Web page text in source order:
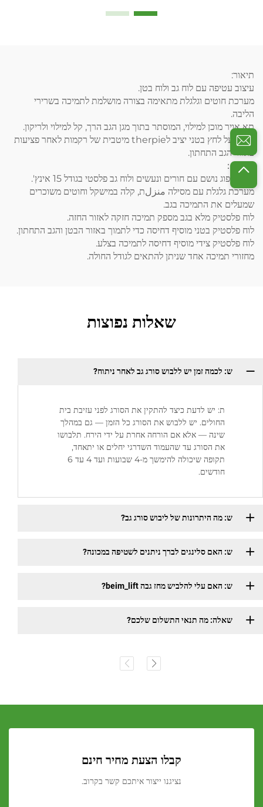
תיאור:
עיצוב עטיפה עם לוח גב ולוח בטן.
מערכת חוטים וגלגלת מתאימה בצורה מושלמת לתמיכה בשרירי
הליבה.
תא אויר מוכן למילוי, המוסתר בתוך מגן הגב הרך, קל למילוי ולריקון.
שומר על לחץ בטני יציב לtherpie מיטבית של רקמות לאחר פציעות
באזור הגב התחתון.
תכונה：
עשוי ספוג נושם עם חורים ונעשים ולוח גב פלסטי בגודל 15 אינץ'.
מערכת גלגלת עם מסילה منزلת, קלה במישקל וחוטים משוכרים
שמעלים את התמיכה בגב.
לוח פלסטיק מלא בגב מספק תמיכה חזקה לאזור החזה.
לוח פלסטיק בטני מוסיף דחיסה כדי לתמוך באזור הבטן והגב התחתון.
לוח פלסטיק צידי מוסיף דחיסה לתמיכה בצלע.
מחזורי תמיכה אחד שניתן להתאים לגודל החולה.
שאלות נפוצות
ש: לכמה זמן יש ללבוש סורג גב לאחר ניתוח?
ת: יש לדעת כיצד להתקין את הסורג לפני עזיבת בית
החולים. יש ללבוש את הסורג כל הזמן — גם במהלך
שינה — אלא אם הורחה אחרת על ידי הירח. תלבושו
את הסורג עד שהעמוד השדרגי יחלים או יתאחד,
תקופה שיכולה להימשך מ-4 שבועות ועד 4 עד 6
חודשים.
ש: מה היתרונות של ליבוש סורג גב?
ש: האם סלינגים לברך ניתנים לשטיפה במכונה?
ש: האם עלי להלביש מחז גבה beim_lift?
שאלה: מה תנאי התשלום שלכם?
קבלו הצעת מחיר חינם
נציגנו ייצור איתכם קשר בקרוב.